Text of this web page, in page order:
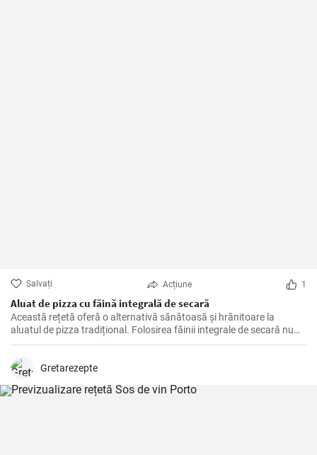
Salvați Acțiune 1
Aluat de pizza cu făină integrală de secară
Această rețetă oferă o alternativă sănătoasă şi hrănitoare la
aluatul de pizza tradițional. Folosirea făinii integrale de secară nu
numai că face pizza mai gustoasă, dar adaugă și multe fibre și
Gretarezepte